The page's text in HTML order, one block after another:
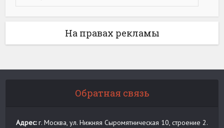
На правах рекламы
Обратная связь
Адрес:г. Москва, ул. Нижняя Сыромятническая 10, строение 2.